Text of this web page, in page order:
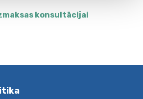
konsultācijai